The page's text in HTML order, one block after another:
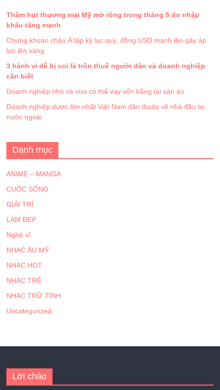
Thâm hụt thương mại Mỹ mở rộng trong tháng 5 do nhập
khẩu tăng mạnh
Chứng khoán châu Á lập kỷ lục quý, đồng USD mạnh lên gây áp
lực lên vàng
3 hành vi dễ bị coi là trốn thuế người dân và doanh nghiệp
cần biết
Doanh nghiệp nhỏ và vừa có thể vay vốn bằng tài sản ảo
Doanh nghiệp dược lớn nhất Việt Nam dần thuộc về nhà đầu tư
nước ngoài
Danh mục
ANIME – MANGA
CUỘC SỐNG
GIẢI TRÍ
LÀM ĐẸP
Nghệ sĩ
NHẠC ÂU MỸ
NHẠC HOT
NHẠC TRẺ
NHẠC TRỮ TÌNH
Uncategorized
Lời chào